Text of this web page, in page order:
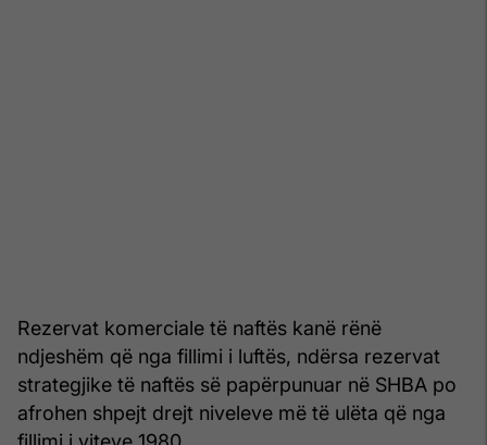
Rezervat komerciale të naftës kanë rënë
ndjeshëm që nga fillimi i luftës, ndërsa rezervat
strategjike të naftës së papërpunuar në SHBA po
afrohen shpejt drejt niveleve më të ulëta që nga